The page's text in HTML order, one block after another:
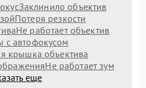
Заклинило объектив
Потеря резкости
Не работает объектив
с автофокусом
крышка объектива
Не работает зум
еще